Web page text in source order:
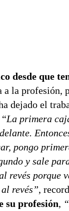
desde que
a la profesión,
dejado el
La primera
pongo
y sale
revés porque
revés”,
su profesión,